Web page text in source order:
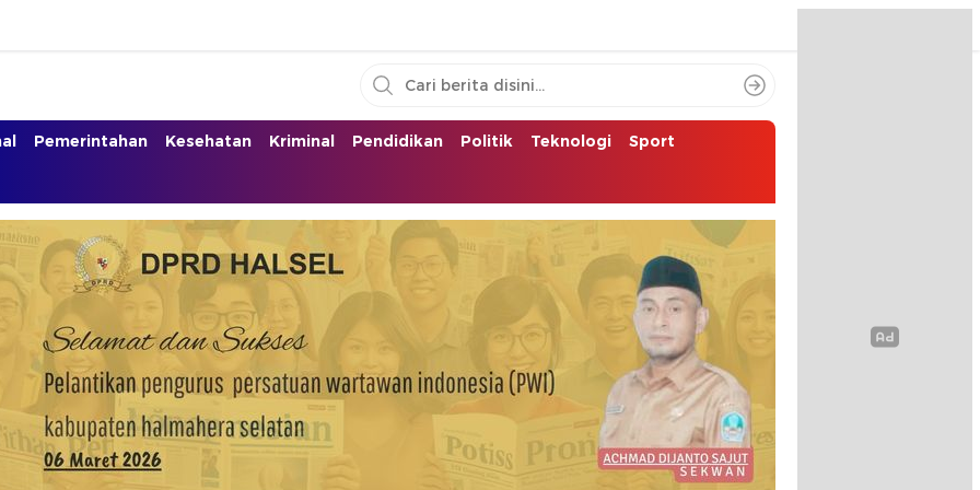
Pemerintahan Kesehatan Kriminal Pendidikan Politik Teknologi Sport